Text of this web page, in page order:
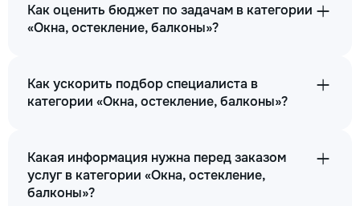
Как оценить бюджет по задачам в категории
«Окна, остекление, балконы»?
Как ускорить подбор специалиста в
категории «Окна, остекление, балконы»?
Какая информация нужна перед заказом
услуг в категории «Окна, остекление,
балконы»?